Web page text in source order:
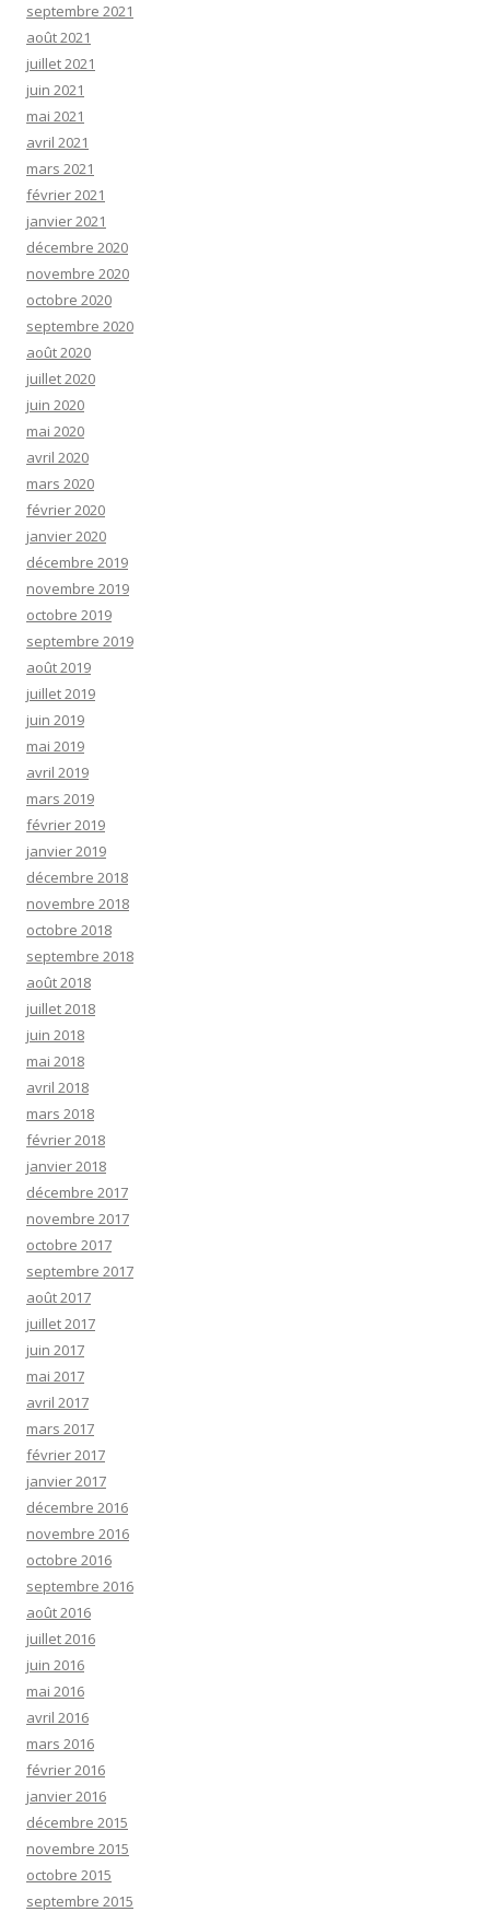
septembre 2021
août 2021
juillet 2021
juin 2021
mai 2021
avril 2021
mars 2021
février 2021
janvier 2021
décembre 2020
novembre 2020
octobre 2020
septembre 2020
août 2020
juillet 2020
juin 2020
mai 2020
avril 2020
mars 2020
février 2020
janvier 2020
décembre 2019
novembre 2019
octobre 2019
septembre 2019
août 2019
juillet 2019
juin 2019
mai 2019
avril 2019
mars 2019
février 2019
janvier 2019
décembre 2018
novembre 2018
octobre 2018
septembre 2018
août 2018
juillet 2018
juin 2018
mai 2018
avril 2018
mars 2018
février 2018
janvier 2018
décembre 2017
novembre 2017
octobre 2017
septembre 2017
août 2017
juillet 2017
juin 2017
mai 2017
avril 2017
mars 2017
février 2017
janvier 2017
décembre 2016
novembre 2016
octobre 2016
septembre 2016
août 2016
juillet 2016
juin 2016
mai 2016
avril 2016
mars 2016
février 2016
janvier 2016
décembre 2015
novembre 2015
octobre 2015
septembre 2015